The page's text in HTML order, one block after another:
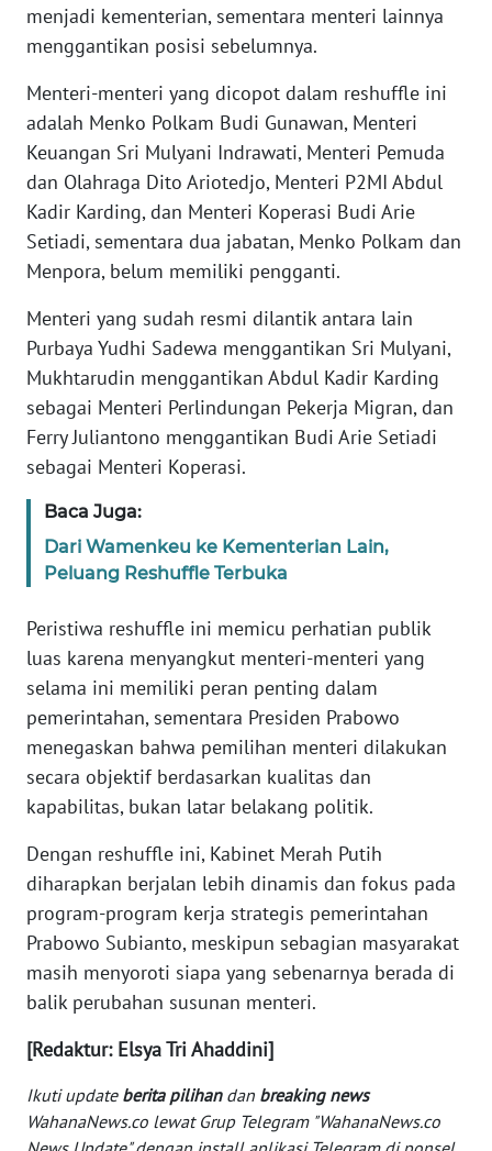
menjadi kementerian, sementara menteri lainnya
menggantikan posisi sebelumnya.
Menteri-menteri yang dicopot dalam reshuffle ini
adalah Menko Polkam Budi Gunawan, Menteri
Keuangan Sri Mulyani Indrawati, Menteri Pemuda
dan Olahraga Dito Ariotedjo, Menteri P2MI Abdul
Kadir Karding, dan Menteri Koperasi Budi Arie
Setiadi, sementara dua jabatan, Menko Polkam dan
Menpora, belum memiliki pengganti.
Menteri yang sudah resmi dilantik antara lain
Purbaya Yudhi Sadewa menggantikan Sri Mulyani,
Mukhtarudin menggantikan Abdul Kadir Karding
sebagai Menteri Perlindungan Pekerja Migran, dan
Ferry Juliantono menggantikan Budi Arie Setiadi
sebagai Menteri Koperasi.
Baca Juga:
Dari Wamenkeu ke Kementerian Lain,
Peluang Reshuffle Terbuka
Peristiwa reshuffle ini memicu perhatian publik
luas karena menyangkut menteri-menteri yang
selama ini memiliki peran penting dalam
pemerintahan, sementara Presiden Prabowo
menegaskan bahwa pemilihan menteri dilakukan
secara objektif berdasarkan kualitas dan
kapabilitas, bukan latar belakang politik.
Dengan reshuffle ini, Kabinet Merah Putih
diharapkan berjalan lebih dinamis dan fokus pada
program-program kerja strategis pemerintahan
Prabowo Subianto, meskipun sebagian masyarakat
masih menyoroti siapa yang sebenarnya berada di
balik perubahan susunan menteri.
[Redaktur: Elsya Tri Ahaddini]
Ikuti update berita pilihandan breaking news
WahanaNews.co lewat Grup Telegram "WahanaNews.co
WN
JAKARTA
WN
JABAR
WN
BANTEN
WN
NTT
WN
KEPRI
WN
PAPUA
WN
BARAT
RIAU
WN
SERAMBI
WN
JAMBI
WN
SULTRA
WN
NTB
WN
SULTENG
WN
SULBAR